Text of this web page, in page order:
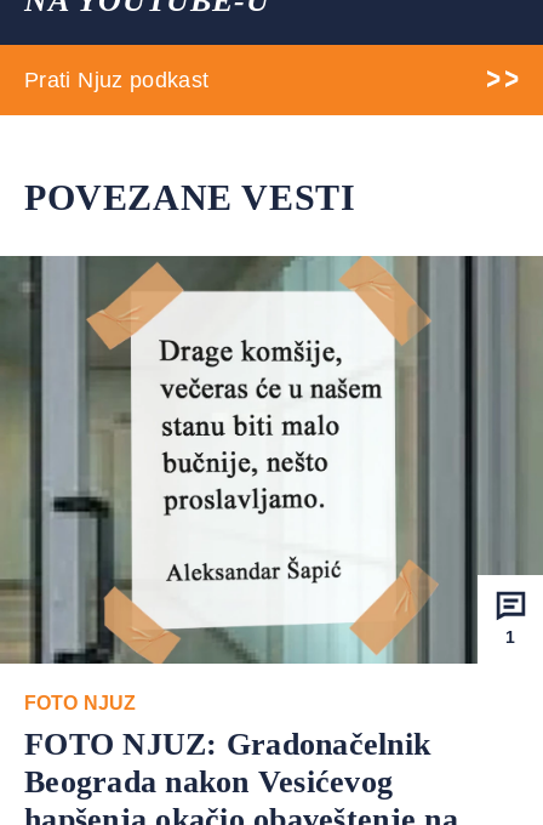
Prati Njuz podkast
POVEZANE VESTI
1
FOTO NJUZ
FOTO NJUZ: Gradonačelnik
Beograda nakon Vesićevog